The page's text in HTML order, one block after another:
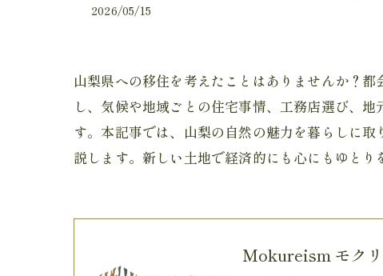
2026/05/15
山梨県への移住を考えたことはありませんか？
し、気候や地域ごとの住宅事情、工務店選び、
す。本記事では、山梨の自然の魅力を暮らしに
説します。新しい土地で経済的にも心にもゆと
Mokureism モク